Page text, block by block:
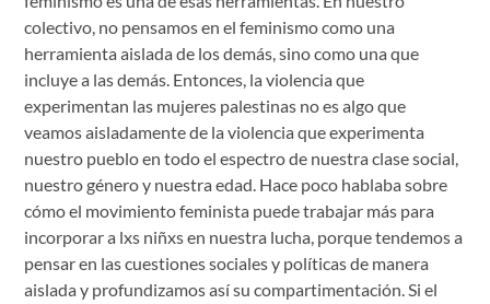
colectivo, no pensamos en el feminismo como una
herramienta aislada de los demás, sino como una que
incluye a las demás. Entonces, la violencia que
experimentan las mujeres palestinas no es algo que
veamos aisladamente de la violencia que experimenta
nuestro pueblo en todo el espectro de nuestra clase social,
nuestro género y nuestra edad. Hace poco hablaba sobre
cómo el movimiento feminista puede trabajar más para
incorporar a lxs niñxs en nuestra lucha, porque tendemos a
pensar en las cuestiones sociales y políticas de manera
aislada y profundizamos así su compartimentación. Si el